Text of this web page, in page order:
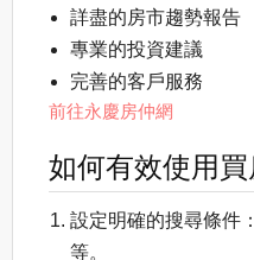
詳盡的房市趨勢報告
專業的投資建議
完善的客戶服務
前往永慶房仲網
如何有效使用
設定明確的搜尋條件
等。